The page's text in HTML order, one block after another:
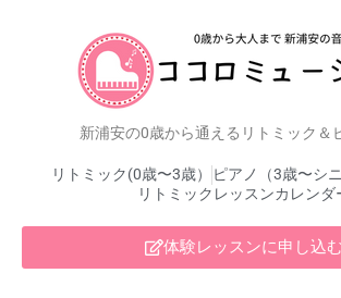
新浦安の0歳から通えるリトミック＆
リトミック(0歳〜3歳） ピアノ（3歳〜シニ
リトミックレッスンカレンダ
体験レッスンに申し込む